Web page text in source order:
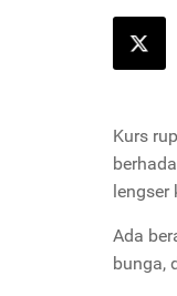
Kurs
lengser
Ada
bunga,